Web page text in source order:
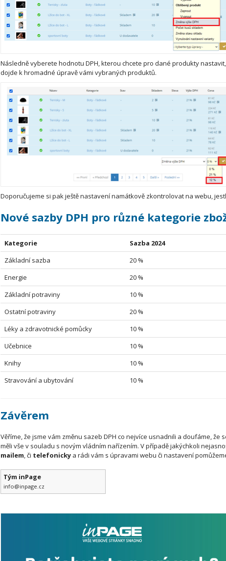
Následně vyberete hodnotu DPH, kterou chcete pro dané produkty
dojde k hromadné úpravě vámi vybraných produktů.
Doporučujeme si pak ještě nastavení namátkově zkontrolovat na webu,
Nové sazby DPH pro různé kategorie
Kategorie Sazba 2024
Základní sazba
20 %
Energie
20 %
Základní potraviny
10 %
Ostatní potraviny
20 %
Léky a zdravotnické pomůcky
10 %
Učebnice
10 %
Knihy
10 %
Stravování a ubytování
10 %
Závěrem
Věříme, že jsme vám změnu sazeb DPH co nejvíce usnadnili a doufáme,
měli vše v souladu s novým vládním nařízením. V případě jakýchkoli
mailem, či telefonicky a rádi vám s úpravami webu či nastavení
Tým inPage
info@inpage.cz